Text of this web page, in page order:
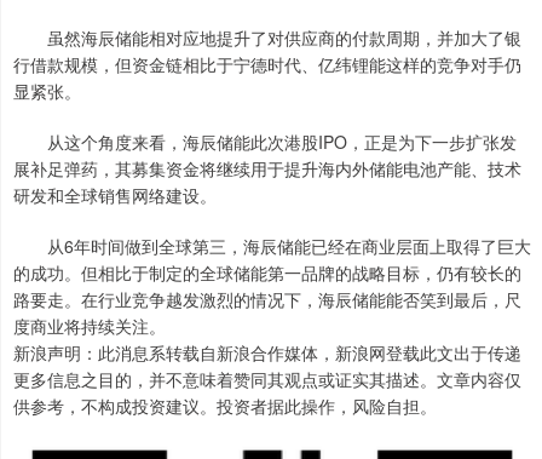
虽然海辰储能相对应地提升了对供应商的付款周期，并加大了银
行借款规模，但资金链相比于宁德时代、亿纬锂能这样的竞争对手仍
显紧张。
从这个角度来看，海辰储能此次港股IPO，正是为下一步扩张发
展补足弹药，其募集资金将继续用于提升海内外储能电池产能、技术
研发和全球销售网络建设。
从6年时间做到全球第三，海辰储能已经在商业层面上取得了巨大
的成功。但相比于制定的全球储能第一品牌的战略目标，仍有较长的
路要走。在行业竞争越发激烈的情况下，海辰储能能否笑到最后，尺
度商业将持续关注。
新浪声明：此消息系转载自新浪合作媒体，新浪网登载此文出于传递
更多信息之目的，并不意味着赞同其观点或证实其描述。文章内容仅
供参考，不构成投资建议。投资者据此操作，风险自担。